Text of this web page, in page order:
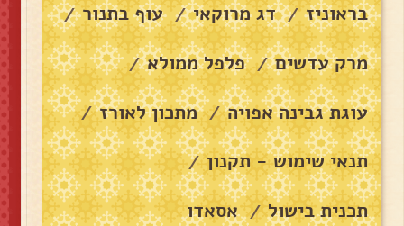
בראוניז / דג מרוקאי / עוף בתנור /
מרק עדשים / פלפל ממולא /
עוגת גבינה אפויה / מתכון לאורז /
תנאי שימוש - תקנון /
תכנית בישול / אסאדו